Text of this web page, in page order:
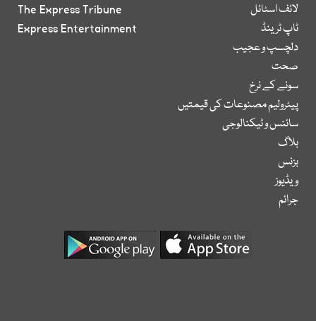
لائف اسٹائل
ٹاپ ٹرینڈ
دلچسپ و عجیب
صحت
سونے کے نرخ
پیٹرولیم مصنوعات کی قیمتیں
سائنس و ٹیکنالوجی
بلاگ
بزنس
ویڈیوز
جرائم
The Express Tribune
Express Entertainment